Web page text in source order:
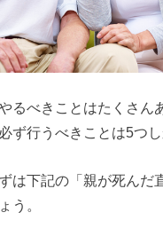
るべきことはたくさん
ず行うべきことは5つし
は下記の「親が死んだ
う。